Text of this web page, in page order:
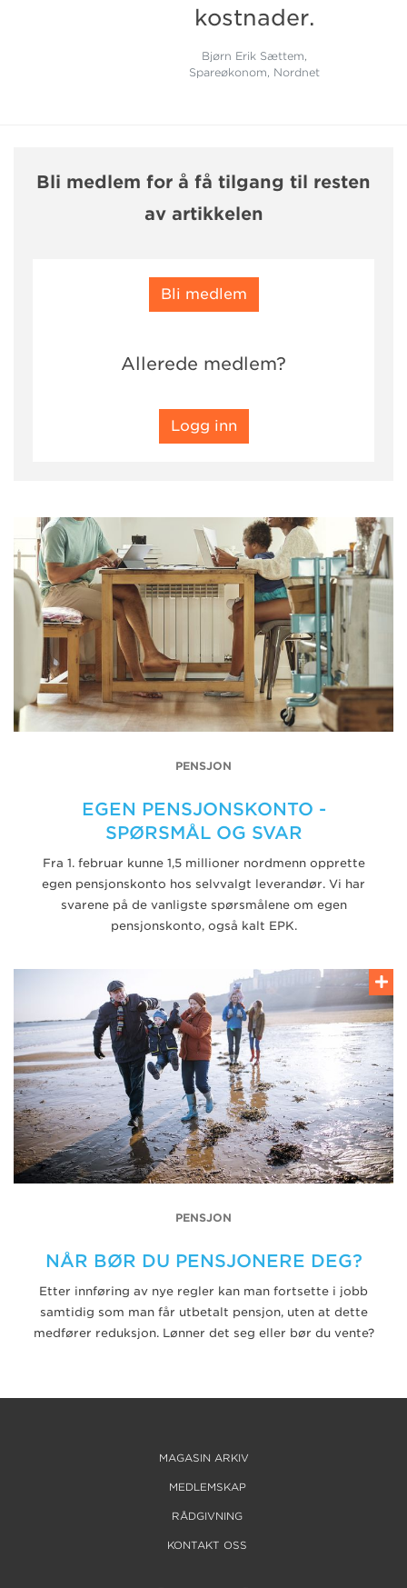
kostnader.
Bjørn Erik Sættem,
Spareøkonom, Nordnet
Bli medlem for å få tilgang til resten
av artikkelen
Bli medlem
Allerede medlem?
Logg inn
PENSJON
EGEN PENSJONSKONTO -
SPØRSMÅL OG SVAR
Fra 1. februar kunne 1,5 millioner nordmenn opprette
egen pensjonskonto hos selvvalgt leverandør. Vi har
svarene på de vanligste spørsmålene om egen
pensjonskonto, også kalt EPK.
PENSJON
NÅR BØR DU PENSJONERE DEG?
Etter innføring av nye regler kan man fortsette i jobb
samtidig som man får utbetalt pensjon, uten at dette
medfører reduksjon. Lønner det seg eller bør du vente?
MAGASIN ARKIV
MEDLEMSKAP
RÅDGIVNING
KONTAKT OSS